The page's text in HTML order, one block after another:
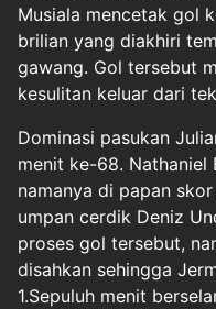
Musiala mencetak gol
brilian yang diakhiri
gawang. Gol tersebut
kesulitan keluar dari
Dominasi pasukan
menit ke-68.
namanya di papan
umpan cerdik Deniz
proses gol tersebut,
disahkan sehingga
1.Sepuluh menit